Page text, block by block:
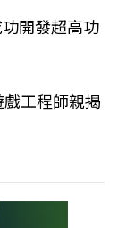
開發超高功
工程師親揭